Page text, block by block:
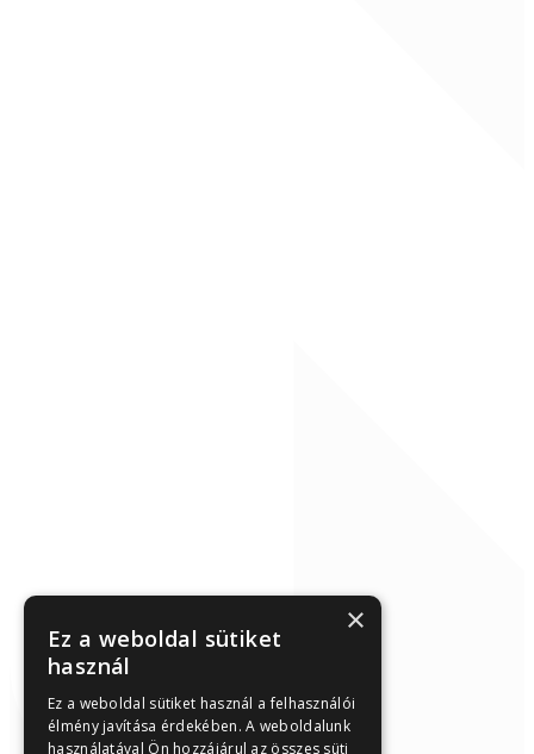
×
Ez a weboldal sütiket
használ
Ez a weboldal sütiket használ a felhasználói
élmény javítása érdekében. A weboldalunk
használatával Ön hozzájárul az összes süti